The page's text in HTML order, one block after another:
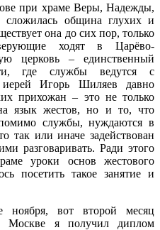
при храме Веры, Надежды,
община глухих и
она до сих пор, только
ходят в Царёво-
церковь – единственный
где службы ведутся с
иерей Игорь Шиляев давно
прихожан – это не только
язык жестов, но и то, что
службы, нуждаются в
так или иначе задействован
разговаривать. Ради этого
уроки основ жестового
посетить такое занятие и
ноября, вот второй месяц
Москве я получил диплом